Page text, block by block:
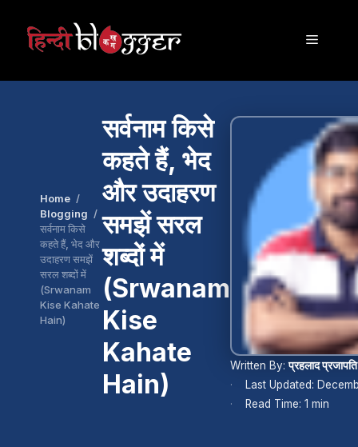
Menu
Home
Blogging
सर्वनाम किसे
कहते हैं, भेद और
उदाहरण समझें
सरल शब्दों में
(Srwanam
Kise Kahate
Hain)
सर्वनाम किसे
कहते हैं, भेद
और उदाहरण
समझें सरल
शब्दों में
(Srwanam
Kise
Kahate
Hain)
Written By:प्रहलाद प्रजापति
Last Updated:
Read Time: 1 min